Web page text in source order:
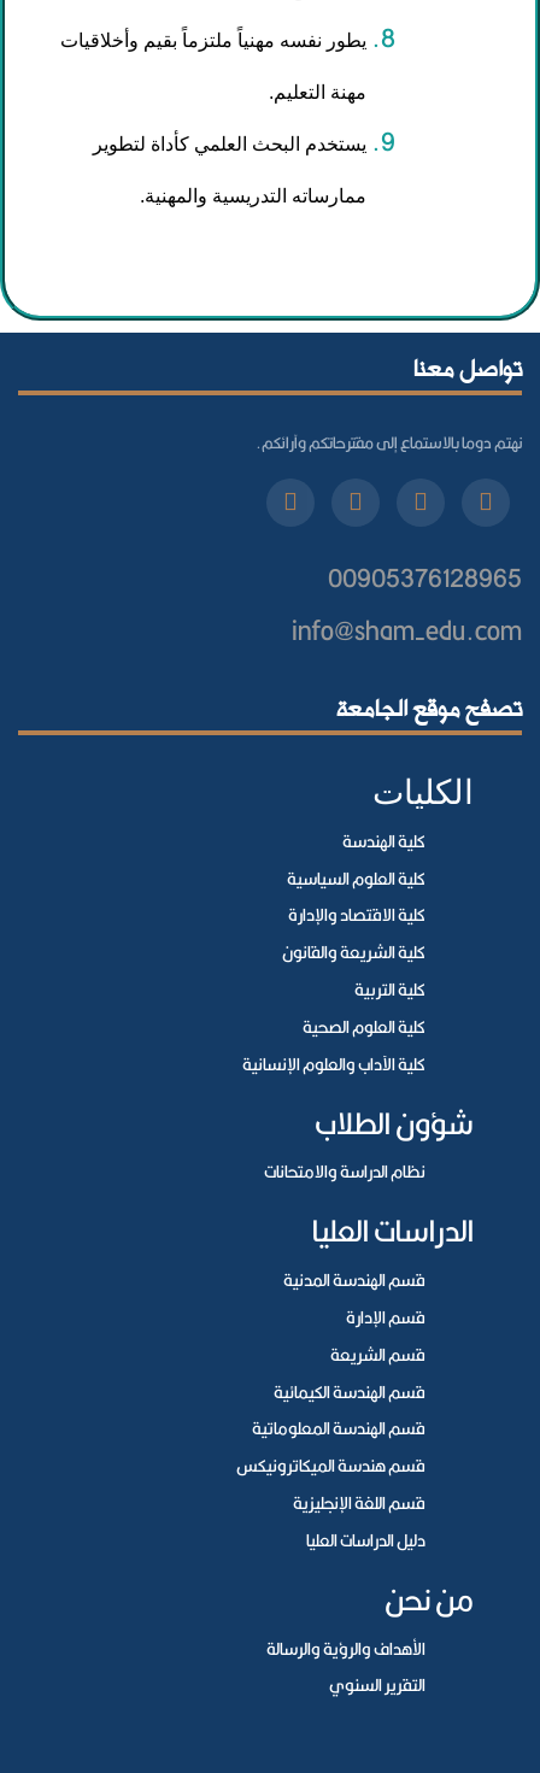
يطور نفسه مهنياً ملتزماً بقيم وأخلاقيات
مهنة التعليم.
يستخدم البحث العلمي كأداة لتطوير
ممارساته التدريسية والمهنية.
تواصل معنا
نهتم دوما بالاستماع إلى مقترحاتكم وآرائكم.
00905376128965
info@sham-edu.com
تصفح موقع الجامعة
الكليات
كلية الهندسة
كلية العلوم السياسية
كلية الاقتصاد والإدارة
كلية الشريعة والقانون
كلية التربية
كلية العلوم الصحية
كلية الآداب والعلوم الإنسانية
شؤون الطلاب
نظام الدراسة والامتحانات
الدراسات العليا
قسم الهندسة المدنية
قسم الإدارة
قسم الشريعة
قسم الهندسة الكيمائية
قسم الهندسة المعلوماتية
قسم هندسة الميكاترونيكس
قسم اللغة الإنجليزية
دليل الدراسات العليا
من نحن
الأهداف والرؤية والرسالة
التقرير السنوي